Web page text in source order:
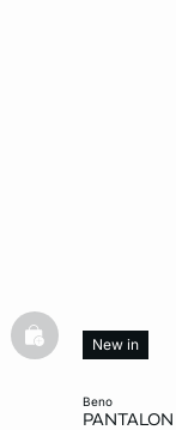
basketfull
beno
New in